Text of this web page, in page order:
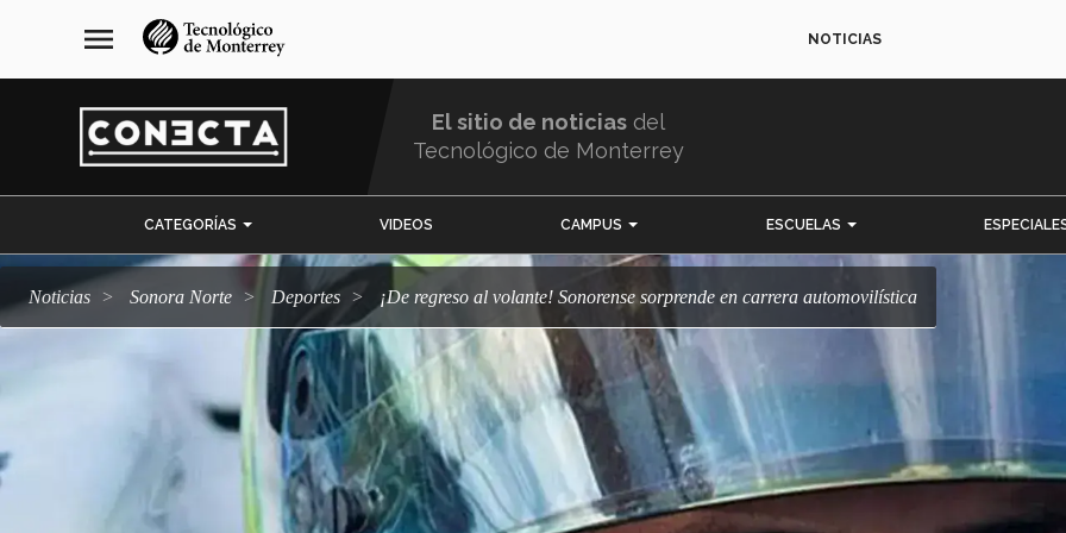
navegación
principal
menu NOTICIAS
El sitio de noticias del
Tecnológico de Monterrey
CATEGORÍAS VIDEOS CAMPUS ESCUELAS
Noticias Sonora Norte deportes ¡De regreso al volante! Sonorense sorprende en carrera automovilística